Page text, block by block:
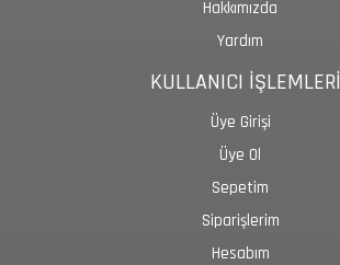
Hakkımızda
Yardım
KULLANICI İŞLEMLERİ
Üye Girişi
Üye Ol
Sepetim
Siparişlerim
Hesabım